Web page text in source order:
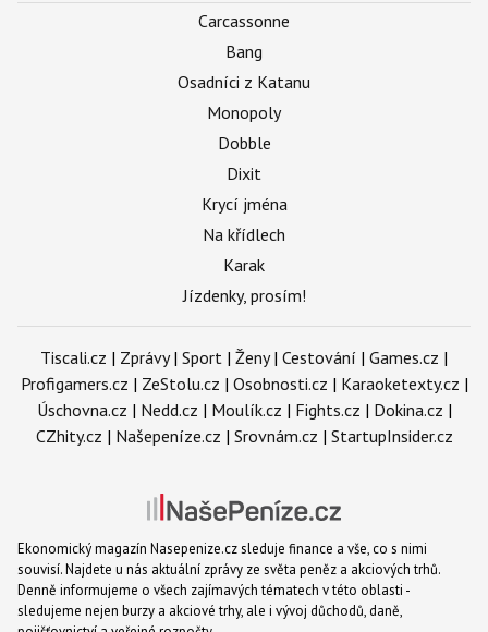
Carcassonne
Bang
Osadníci z Katanu
Monopoly
Dobble
Dixit
Krycí jména
Na křídlech
Karak
Jízdenky, prosím!
Tiscali.cz | Zprávy| Sport | Ženy| Cestování | Games.cz |
Profigamers.cz | ZeStolu.cz | Osobnosti.cz | Karaoketexty.cz |
Úschovna.cz | Nedd.cz | Moulík.cz | Fights.cz | Dokina.cz |
CZhity.cz | Našepeníze.cz | Srovnám.cz | StartupInsider.cz
Ekonomický magazín Nasepenize.cz sleduje finance a vše, co s nimi
souvisí. Najdete u nás aktuální zprávy ze světa peněz a akciových trhů.
Denně informujeme o všech zajímavých tématech v této oblasti -
sledujeme nejen burzy a akciové trhy, ale i vývoj důchodů, daně,